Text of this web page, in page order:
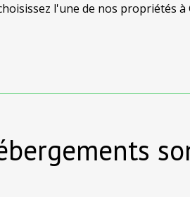
l'une de nos propriétés
Chaque page de propriété